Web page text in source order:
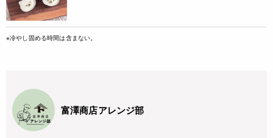
※冷やし固める時間は含まない。
富澤商店アレンジ部